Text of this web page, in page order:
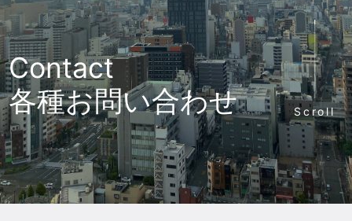
Contact
各種お問い合わせ
Scroll